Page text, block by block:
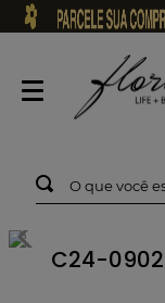
O que você
C24-